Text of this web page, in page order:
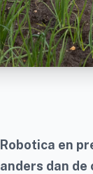
Robotica en
anders dan